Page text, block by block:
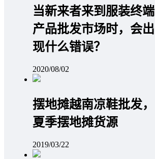
当新来者来到服装终端
产品批发市场时，会出
现什么错误？
2020/08/02
摆地摊越南凉鞋批发，
夏季摆地摊货源
2019/03/22